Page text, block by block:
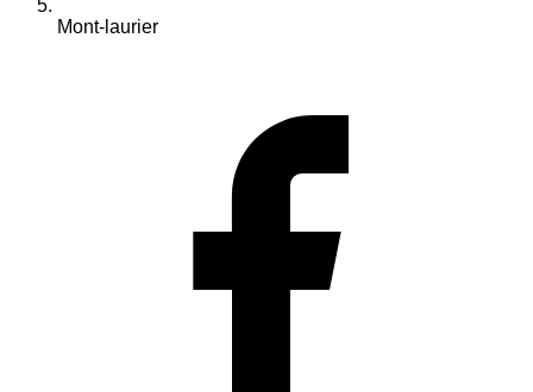
Mont-laurier